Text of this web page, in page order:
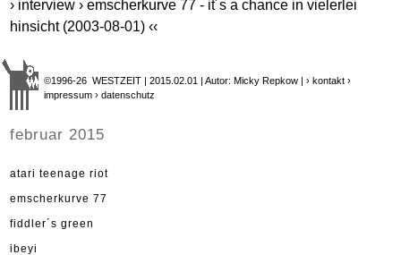
› interview › emscherkurve 77 - it´s a chance in vielerlei
hinsicht (2003-08-01) ‹‹
©1996-26 WESTZEIT | 2015.02.01 | Autor: Micky Repkow |› kontakt ›
impressum › datenschutz
februar 2015
atari teenage riot
emscherkurve 77
fiddler´s green
ibeyi